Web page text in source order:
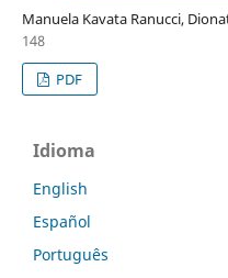
Manuela Kavata Ranucci,
148
PDF
Idioma
English
Español
Português